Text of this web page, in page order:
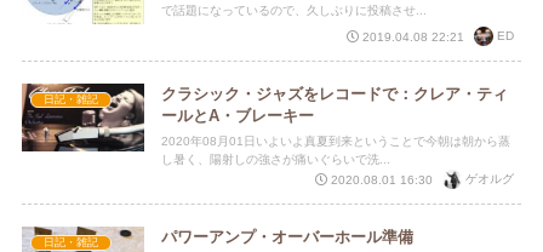
で話題になっているので、久しぶりに投稿させ...
2019.04.08 22:21
ED
日記・雑記
クラシック・ジャズをレコードで：クレア・ティ
ールとA・ブレーキー
2020年08月01日いよいよ真夏到来ということで今朝は朝から蒸
し暑く、陽射しの強さが痛いぐらいで洗...
2020.08.01 16:30
ゲオルグ
日記・雑記 パワーアンプ・オーバーホール準備